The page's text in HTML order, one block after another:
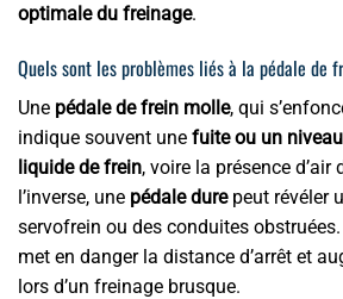
optimale du freinage.
Quels sont les problèmes liés à la pédale de
Une pédale de frein molle, qui
indique souvent une fuite ou un
liquide de frein, voire la présence d’air
l’inverse, une pédale durepeut révéler
servofrein ou des conduites
met en danger la distance d’arrêt et
lors d’un freinage brusque.